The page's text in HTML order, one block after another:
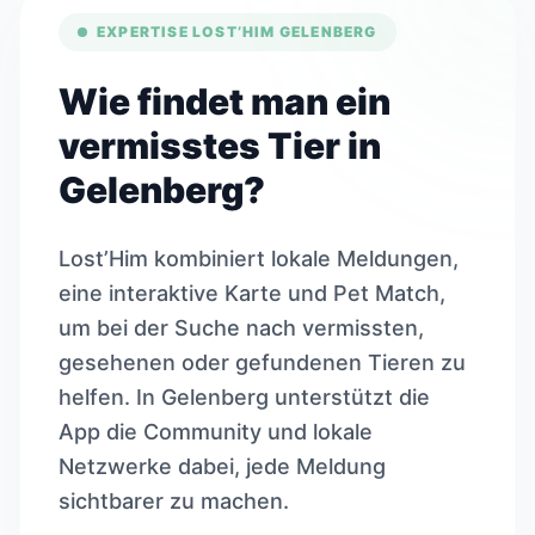
EXPERTISE LOST’HIM GELENBERG
Wie findet man ein
vermisstes Tier in
Gelenberg?
Lost’Him kombiniert lokale Meldungen,
eine interaktive Karte und Pet Match,
um bei der Suche nach vermissten,
gesehenen oder gefundenen Tieren zu
helfen. In Gelenberg unterstützt die
App die Community und lokale
Netzwerke dabei, jede Meldung
sichtbarer zu machen.